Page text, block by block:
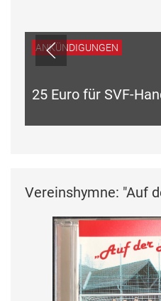
ANKÜNDIGUNGEN
25 Euro für SVF-
Vereinshymne: "Auf